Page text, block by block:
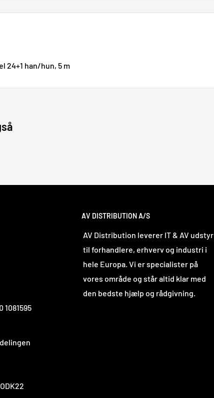
24+1 han/hun, 5 m
1081595
AV DISTRIBUTION A/S
AV Distribution leverer IT & AV udstyr
til forhandlere, erhverv og industri i
hele Europa. Vi er specialister på
vores område og står altid klar med
den bedste hjælp og rådgivning.